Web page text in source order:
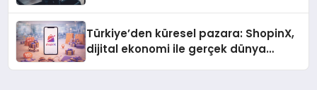
Türkiye’den küresel pazara: ShopinX,
dijital ekonomi ile gerçek dünya